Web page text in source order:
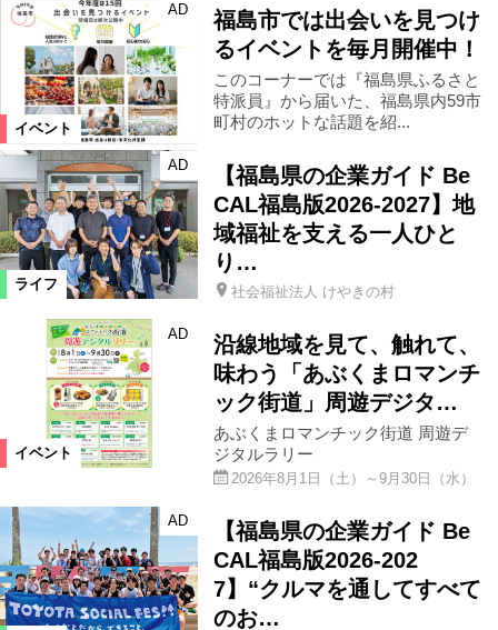
イベント
AD
福島市では出会いを見つけ
るイベントを毎月開催中！
このコーナーでは『福島県ふるさと
特派員』から届いた、福島県内59市
町村のホットな話題を紹...
ライフ
AD
【福島県の企業ガイド Be
CAL福島版2026-2027】地
域福祉を支える一人ひと
り…
社会福祉法人 けやきの村
イベント
AD
沿線地域を見て、触れて、
味わう「あぶくまロマンチ
ック街道」周遊デジタ…
あぶくまロマンチック街道 周遊デ
ジタルラリー
2026年8月1日（土）～9月30日（水）
AD
【福島県の企業ガイド Be
CAL福島版2026-202
7】“クルマを通してすべて
のお…